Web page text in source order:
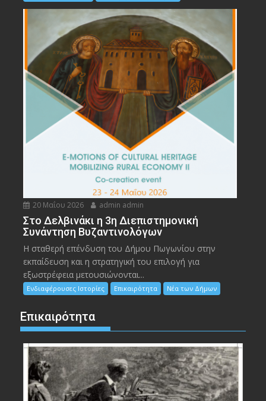
20 Μαΐου 2026 admin admin
Στο Δελβινάκι η 3η Διεπιστημονική
Συνάντηση Βυζαντινολόγων
Η σταθερή επένδυση του Δήμου Πωγωνίου στην
εκπαίδευση και η στρατηγική του επιλογή για
εξωστρέφεια μετουσιώνονται...
Ενδιαφέρουσες Ιστορίες Επικαιρότητα Νέα των Δήμων
Επικαιρότητα